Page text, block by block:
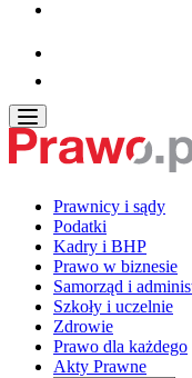
Prawnicy i sądy
Podatki
Kadry i BHP
Prawo w biznesie
Samorząd i
Szkoły i uczelnie
Zdrowie
Prawo dla każdego
Akty Prawne